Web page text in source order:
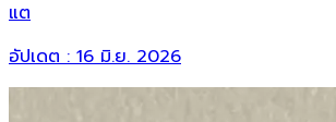
แต
อัปเดต :16 มิ.ย. 2026